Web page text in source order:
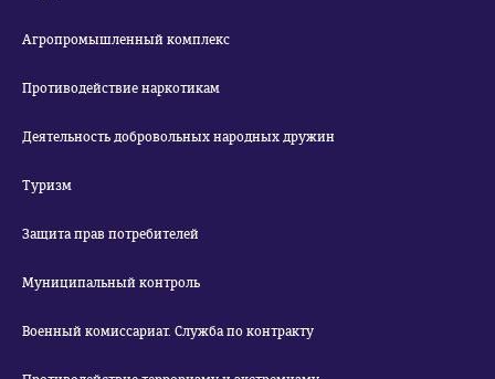
Агропромышленный комплекс
Противодействие наркотикам
Деятельность добровольных народных дружин
Туризм
Защита прав потребителей
Муниципальный контроль
Военный комиссариат. Служба по контракту